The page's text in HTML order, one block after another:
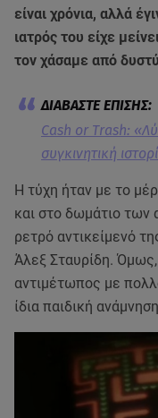
είναι χρόνια, αλλά
ιατρός του είχε
τον χάσαμε από
Cash or Trash:
συγκινητική
Η τύχη ήταν με το
και στο δωμάτιο των
ρετρό αντικείμενό
Άλεξ Σταυρίδη.
αντιμέτωπος με
ίδια παιδική